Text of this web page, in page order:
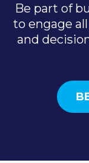
Be part of
to engage
and